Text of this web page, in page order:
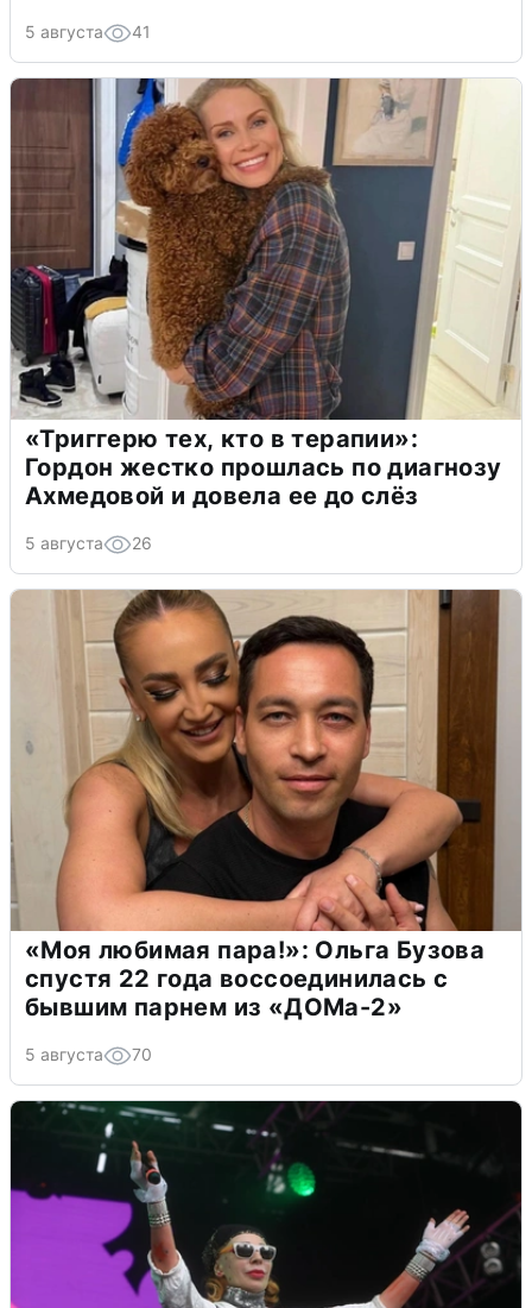
5 августа 41
«Триггерю тех, кто в терапии»:
Гордон жестко прошлась по диагнозу
Ахмедовой и довела ее до слёз
5 августа 26
«Моя любимая пара!»: Ольга Бузова
спустя 22 года воссоединилась с
бывшим парнем из «ДОМа-2»
5 августа 70